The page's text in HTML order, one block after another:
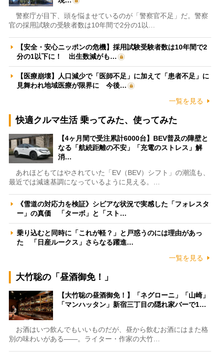
警察庁が目下、頭を悩ませているのが「警察官不足」だ。警察
官の採用試験の受験者数は10年間で2分の1以…
【安全・安心ニッポンの危機】採用試験受験者数は10年間で2
分の1以下に！ 出生数減がも…
【医療崩壊】人口減少で「医師不足」に加えて「患者不足」に
見舞われ地域医療が限界に 今後…
一覧を見る
快適クルマ生活 乗ってみた、使ってみた
【4ヶ月間で受注累計6000台】BEV普及の障壁と
なる「航続距離の不安」「充電のストレス」解
消…
あれほどもてはやされていた「EV（BEV）シフト」の潮流も、
最近では減速基調になっているように見える。…
《雪道の対応力を検証》シビアな状況で実感した「フォレスタ
ー」の真価 「ターボ」と「スト…
乗り込むと同時に「これが軽？」と戸惑うのには理由があっ
た 「日産ルークス」さらなる躍進…
一覧を見る
大竹聡の「昼酒御免！」
【大竹聡の昼酒御免！】「ネグローニ」「山崎」
「マンハッタン」新宿三丁目の隠れ家バーで1…
お酒はいつ飲んでもいいものだが、昼から飲むお酒にはまた格
別の味わいがある――。ライター・作家の大竹…